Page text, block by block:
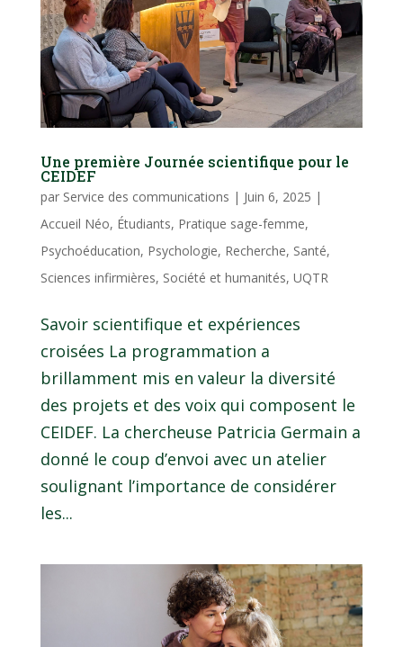
Une première Journée scientifique pour le
CEIDEF
par Service des communications | Juin 6, 2025 |
Accueil Néo, Étudiants, Pratique sage-femme,
Psychoéducation, Psychologie, Recherche, Santé,
Sciences infirmières, Société et humanités, UQTR
Savoir scientifique et expériences
croisées La programmation a
brillamment mis en valeur la diversité
des projets et des voix qui composent le
CEIDEF. La chercheuse Patricia Germain a
donné le coup d’envoi avec un atelier
soulignant l’importance de considérer
les...